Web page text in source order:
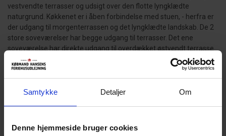
Samtykke Detaljer Om
Denne hjemmeside bruger cookies
vestvendte terrasser og udsigt over den flotte lyngklædte
naturgrund. Køkkenet er i åben forbindelse med stuen, - herfra er
der udgang til morgenterrassen og det lyngklædte landskab. De 2
store soveværelser har begge udgang til terrasser. Det ene
soveværelse har direkte udgang til overdækket østvendt terrasse.
Husets depotrum rummer gode afsætningsmuligheder. I 2021 er
huset tilbygget/renoveret - så der fremover er 2 badeværelser og
3 store soverum med dobbeltsenge. Alle senge er dobbeltsenge
med boxmadrasser Et rigtigt dejligt feriehus, hvor rammerne er
160 x 200 cm.